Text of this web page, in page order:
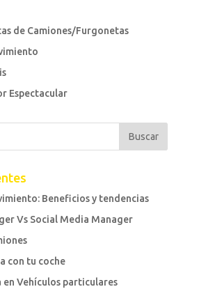
de Camiones/Furgonetas
Espectacular
Beneficios y tendencias
Vs Social Media Manager
con tu coche
Vehículos particulares